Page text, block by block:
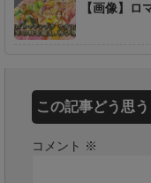
【画像】ロ
この記事どう思
コメント ※